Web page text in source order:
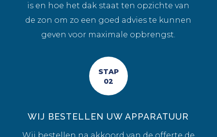
is en hoe het dak staat ten opzichte van
de zon om zo een goed advies te kunnen
geven voor maximale opbrengst.
STAP
02
WIJ BESTELLEN UW APPARATUUR